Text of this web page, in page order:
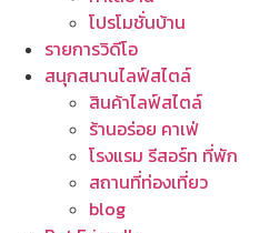
โปรโมชั่นบ้าน
รายการวิดีโอ
สนุกสนานไลฟ์สไตล์
สินค้าไลฟ์สไตล์
ร้านอร่อย คาเฟ่
โรงแรม รีสอร์ท ที่พัก
สถานที่ท่องเที่ยว
blog